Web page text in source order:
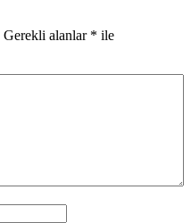
Gerekli alanlar * ile